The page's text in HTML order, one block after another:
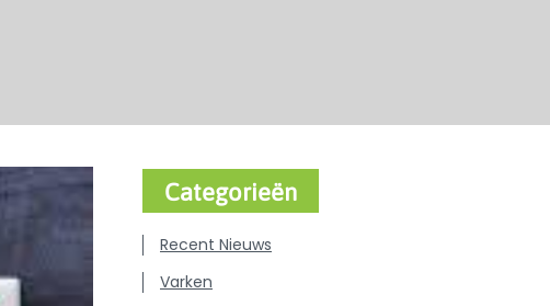
Categorieën
Recent Nieuws
Varken